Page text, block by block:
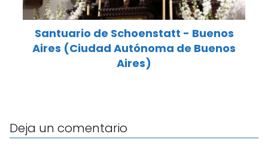
Santuario de Schoenstatt - Buenos
Aires (Ciudad Autónoma de Buenos
Aires)
Deja un comentario